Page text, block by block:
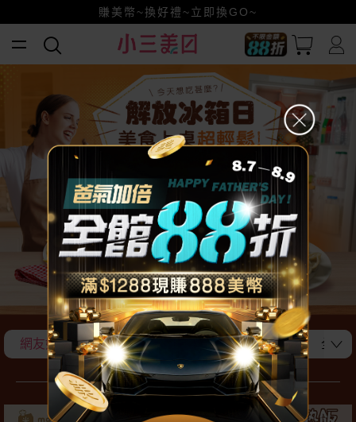
賺美幣~換好禮~立即換GO~
小三美日x全支付~美幣+全點折上折超划算
全館88折爸氣加倍！
網友好評！團購美食清單 加熱即食~好菜輕鬆端 全台
暖暖好菜輕鬆上桌